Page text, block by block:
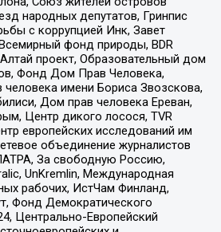
народных депутатов, Гринпис
с коррупцией Инк, Завет
фонд природы, BDR
проект, Образовательный дом
Фонд Дом Прав Человека,
имени Бориса Звозскова,
Дом прав человека Ереван,
Центр дикого лосося, TVR
европейских исследований им
объединение журналистов
За свободную Россию,
UnKremlin, Международная
рабочих, ИстЧам Финланд,
Фонд Демократического
Центрально-Европейский